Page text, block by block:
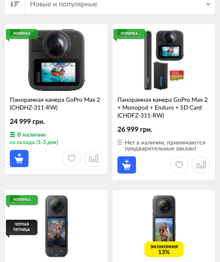
Новые и популярные
НОВИНКА
Панорамная камера GoPro Max 2
(CHDHZ-311-RW)
24 999 грн.
В наличии
со склада (1-3 дня)
НОВИНКА
Панорамная камера GoPro Max 2
+ Monopod + Enduro + SD Card
(CHDFZ-311-RW)
26 999 грн.
Нет в наличии, принимаются
предварительные заказы!
НОВИНКА
ЧЕРНАЯ
ПЯТНИЦА
экономия
13%